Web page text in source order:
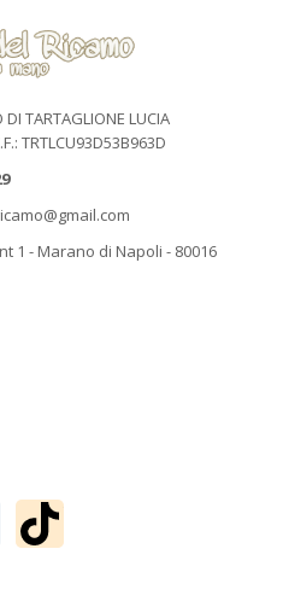
DI TARTAGLIONE LUCIA
TRTLCU93D53B963D
1 - Marano di Napoli - 80016
Instagram